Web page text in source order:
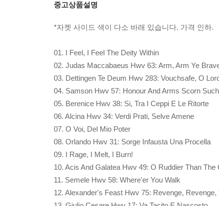
중고상품설명
*자켓 사이드 색이 다소 바래 있습니다. 가격 인하.
01. I Feel, I Feel The Deity Within
02. Judas Maccabaeus Hwv 63: Arm, Arm Ye
03. Dettingen Te Deum Hwv 283: Vouchsafe, O
04. Samson Hwv 57: Honour And Arms Scorn
05. Berenice Hwv 38: Si, Tra I Ceppi E Le Ritorte
06. Alcina Hwv 34: Verdi Prati, Selve Amene
07. O Voi, Del Mio Poter
08. Orlando Hwv 31: Sorge Infausta Una Procella
09. I Rage, I Melt, I Burn!
10. Acis And Galatea Hwv 49: O Ruddier Than The
11. Semele Hwv 58: Where'er You Walk
12. Alexander's Feast Hwv 75: Revenge,